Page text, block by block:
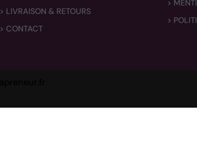
> LIVRAISON & RETOURS
> CONTACT
>
>